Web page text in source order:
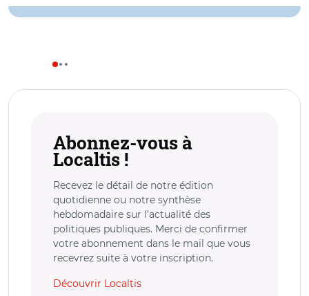
Abonnez-vous à
Localtis !
Recevez le détail de notre édition
quotidienne ou notre synthèse
hebdomadaire sur l’actualité des
politiques publiques. Merci de confirmer
votre abonnement dans le mail que vous
recevrez suite à votre inscription.
Découvrir Localtis